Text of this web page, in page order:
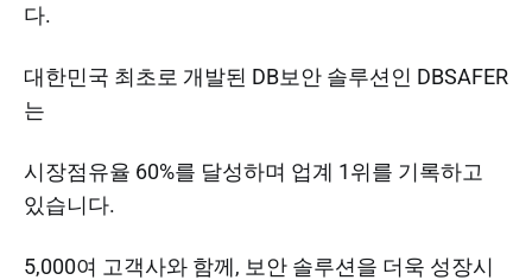
다.
대한민국 최초로 개발된 DB보안 솔루션인 DBSAFER
는
시장점유율 60%를 달성하며 업계 1위를 기록하고
있습니다.
5,000여 고객사와 함께, 보안 솔루션을 더욱 성장시